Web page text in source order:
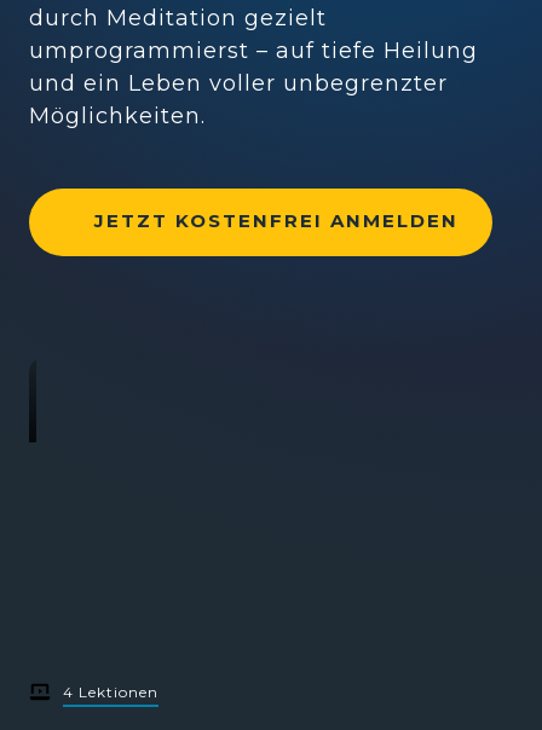
durch Meditation gezielt
umprogrammierst – auf tiefe Heilung
und ein Leben voller unbegrenzter
Möglichkeiten.
JETZT KOSTENFREI ANMELDEN
4 Lektionen